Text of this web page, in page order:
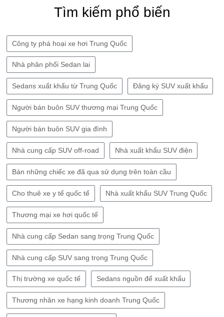
Tìm kiếm phổ biến
Công ty phá hoại xe hơi Trung Quốc
Nhà phân phối Sedan lai
Sedans xuất khẩu từ Trung Quốc Đăng ký SUV xuất khẩu
Người bán buôn SUV thương mại Trung Quốc
Người bán buôn SUV gia đình
Nhà cung cấp SUV off-road Nhà xuất khẩu SUV điện
Bán những chiếc xe đã qua sử dụng trên toàn cầu
Cho thuê xe y tế quốc tế Nhà xuất khẩu SUV Trung Quốc
Thương mại xe hơi quốc tế
Nhà cung cấp Sedan sang trọng Trung Quốc
Nhà cung cấp SUV sang trọng Trung Quốc
Thị trường xe quốc tế Sedans nguồn để xuất khẩu
Thương nhân xe hạng kinh doanh Trung Quốc